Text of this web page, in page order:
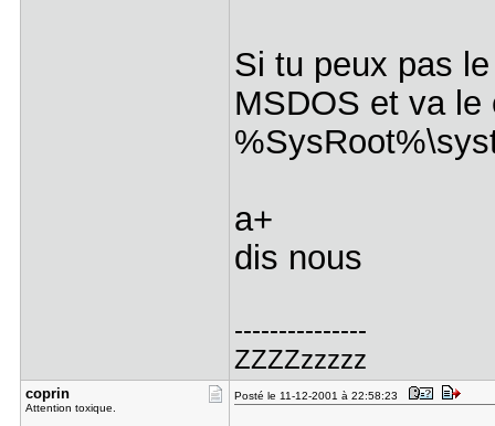
Si tu peux pas
MSDOS et va le
a+
dis nous
---------------
ZZZZzzzzz
coprin
Attention toxique.
Posté le 11-12-2001 à 22:58:23